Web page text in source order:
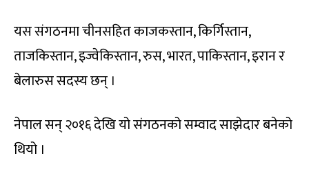
यस संगठनमा चीनसहित काजकस्तान, किर्गिस्तान,
ताजकिस्तान, इज्वेकिस्तान, रुस, भारत, पाकिस्तान, इरान र
बेलारुस सदस्य छन् ।
नेपाल सन् २०१६ देखि यो संगठनको सम्वाद साझेदार बनेको
थियो ।